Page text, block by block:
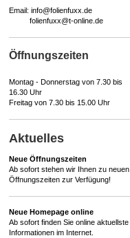
Email: info@folienfuxx.de
folienfuxx@t-online.de
Öffnungszeiten
Montag - Donnerstag von 7.30 bis
16.30 Uhr
Freitag von 7.30 bis 15.00 Uhr
Aktuelles
Neue Öffnungszeiten
Ab sofort stehen wir Ihnen zu neuen
Öffnungszeiten zur Verfügung!
Neue Homepage online
Ab sofort finden Sie online aktuellste
Informationen im Internet.